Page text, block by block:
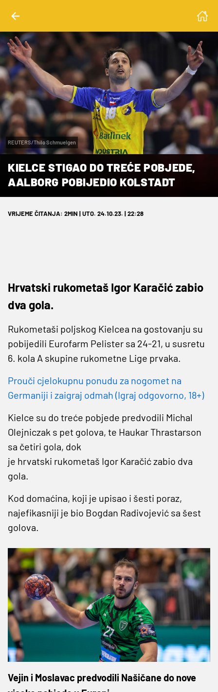
REUTERS/Thilo Schmuelgen
KIELCE STIGAO DO TREĆE POBJEDE,
AALBORG POBIJEDIO KOLSTADT
VRIJEME ČITANJA: 2MIN | UTO. 24.10.23. | 22:28
Hrvatski rukometaš Igor Karačić zabio
dva gola.
Rukometaši poljskog Kielcea na gostovanju su
pobijedili Eurofarm Pelister sa 24-21, u susretu
6. kola A skupine rukometne Lige prvaka.
Prouči cjelokupnu ponudu za nogomet na
Germaniji i zaigraj odmah (Igraj odgovorno, 18+)
Kielce su do treće pobjede predvodili Michal
Olejniczak s pet golova, te Haukar Thrastarson
sa četiri gola, dok
je hrvatski rukometaš Igor Karačić zabio dva
gola.
Kod domaćina, koji je upisao i šesti poraz,
najefikasniji je bio Bogdan Radivojević sa šest
golova.
Vejin i Moslavac predvodili Našičane do nove